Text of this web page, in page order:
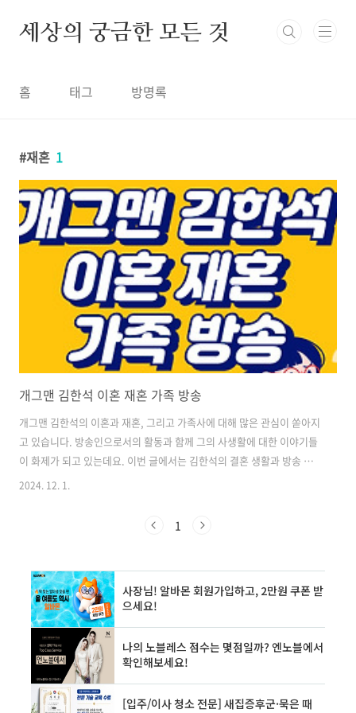
세상의 궁금한 모든 것
홈 태그 방명록
재혼 1
개그맨 김한석 이혼 재혼 가족 방송
개그맨 김한석의 이혼과 재혼, 그리고 가족사에 대해 많은 관심이 쏟아지
고 있습니다. 방송인으로서의 활동과 함께 그의 사생활에 대한 이야기들
이 화제가 되고 있는데요. 이번 글에서는 김한석의 결혼 생활과 방송 활
동에 대해 자세히 알아보도록 하겠습니다. 김한석의 첫 번째 결혼과 이
계의 잘 어울리는 커플로 주목받았습니다. 하지만 결혼 생활은 오래가지
등 다양한 일을 하며 생계를 유지했다고 합니다. 이 시기에 대해 김한석
은 "아버지의 병원비를 벌기 위해 가리지 않고 일을 했다"고 밝혔습니
다. 최근 ..
2024. 12. 1.
1